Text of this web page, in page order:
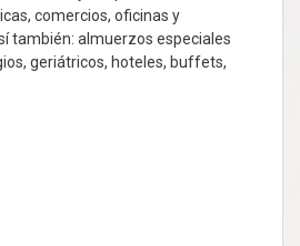
comercios, oficinas y
también: almuerzos especiales
geriátricos, hoteles, buffets,